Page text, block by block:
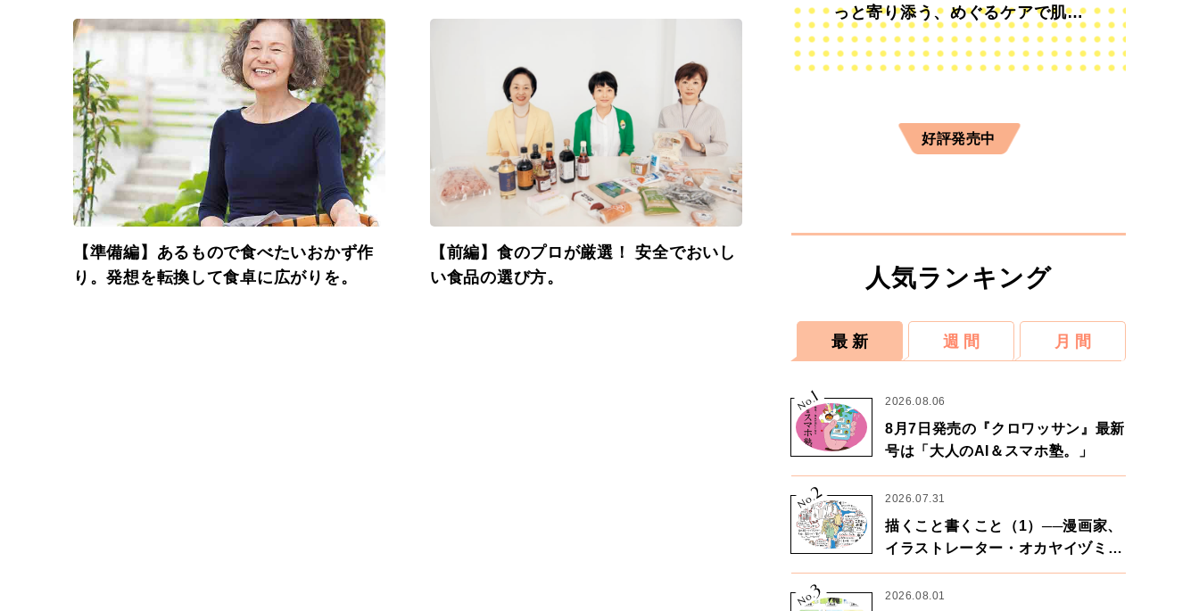
【準備編】あるもので食べたいおかず作
り。発想を転換して食卓に広がりを。
【前編】食のプロが厳選！ 安全でおいし
い食品の選び方。
っと寄り添う、めぐるケアで肌も
心も前向きに
好評発売中
人気ランキング
最 新 週 間 月 間
No.
1 2026.08.06
8月7日発売の『クロワッサン』最新
号は「大人のAI＆スマホ塾。」
No.2 2026.07.31
描くこと書くこと（1）──漫画家、
イラストレーター・オカヤイヅミさ
ん×漫画家・鶴谷香央理さん
No.
3 2026.08.01